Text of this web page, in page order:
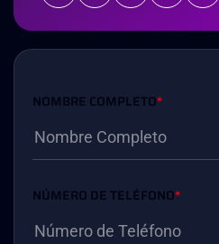
NOMBRE COMPLETO*
NÚMERO DE TELÉFONO*